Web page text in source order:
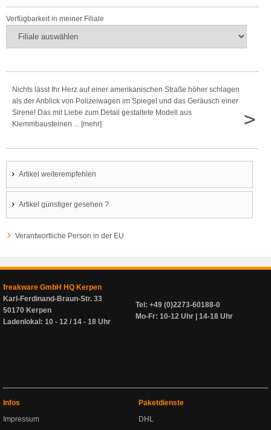
Verfügbarkeit in meiner Filiale
Nichts lässt Ihr Herz auf einer amerikanischen Straße höher schlagen
als der Anblick von Polizeiwagen im Spiegel und das Geräusch einer
Sirene! Das mit Liebe zum Detail gestaltete Modell aus
Klemmbausteinen ... [mehr]
>
Artikel weiterempfehlen
Artikel günstiger gesehen ?
Verantwortliche Person in der EU
freakware GmbH HQ Kerpen
Karl-Ferdinand-Braun-Str. 33
50170 Kerpen
Ladenlokal: 10 - 12 / 14 - 18 Uhr
Tel: +49 (0)2273-60188-0
Mo-Fr: 10-12 Uhr | 14-18 Uhr
Infos
Impressum
Paketdienste
DHL